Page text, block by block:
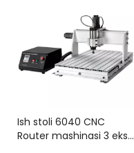
Ish stoli 6040 CNC
Router mashinasi 3 eksa